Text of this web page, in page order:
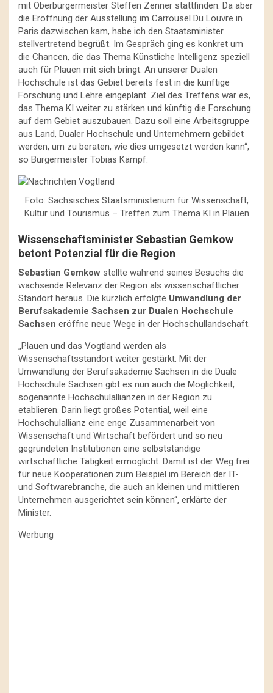
mit Oberbürgermeister Steffen Zenner stattfinden. Da aber
die Eröffnung der Ausstellung im Carrousel Du Louvre in
Paris dazwischen kam, habe ich den Staatsminister
stellvertretend begrüßt. Im Gespräch ging es konkret um
die Chancen, die das Thema Künstliche Intelligenz speziell
auch für Plauen mit sich bringt. An unserer Dualen
Hochschule ist das Gebiet bereits fest in die künftige
Forschung und Lehre eingeplant. Ziel des Treffens war es,
das Thema KI weiter zu stärken und künftig die Forschung
auf dem Gebiet auszubauen. Dazu soll eine Arbeitsgruppe
aus Land, Dualer Hochschule und Unternehmern gebildet
werden, um zu beraten, wie dies umgesetzt werden kann“,
so Bürgermeister Tobias Kämpf.
Foto: Sächsisches Staatsministerium für Wissenschaft,
Kultur und Tourismus – Treffen zum Thema KI in Plauen
Wissenschaftsminister Sebastian Gemkow
betont Potenzial für die Region
Sebastian Gemkow stellte während seines Besuchs die
wachsende Relevanz der Region als wissenschaftlicher
Standort heraus. Die kürzlich erfolgte Umwandlung der
Berufsakademie Sachsen zur Dualen Hochschule
Sachsen eröffne neue Wege in der Hochschullandschaft.
„Plauen und das Vogtland werden als
Wissenschaftsstandort weiter gestärkt. Mit der
Umwandlung der Berufsakademie Sachsen in die Duale
Hochschule Sachsen gibt es nun auch die Möglichkeit,
sogenannte Hochschulallianzen in der Region zu
etablieren. Darin liegt großes Potential, weil eine
Hochschulallianz eine enge Zusammenarbeit von
Wissenschaft und Wirtschaft befördert und so neu
gegründeten Institutionen eine selbstständige
wirtschaftliche Tätigkeit ermöglicht. Damit ist der Weg frei
für neue Kooperationen zum Beispiel im Bereich der IT-
und Softwarebranche, die auch an kleinen und mittleren
Unternehmen ausgerichtet sein können“, erklärte der
Minister.
Werbung